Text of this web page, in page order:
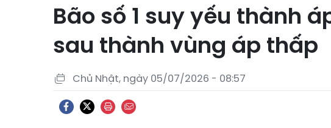
Bão số 1 suy yếu thành
sau thành vùng áp thấp
Chủ Nhật, ngày 05/07/2026 - 08:57